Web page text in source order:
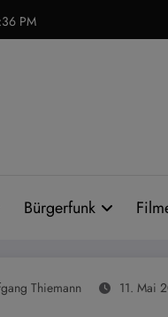
PM
Bürgerfunk
Thiemann 11. Mai